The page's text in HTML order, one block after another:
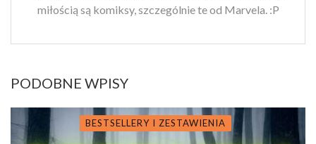
miłością są komiksy, szczególnie te od Marvela. :P
PODOBNE WPISY
BESTSELLERY I ZESTAWIENIA